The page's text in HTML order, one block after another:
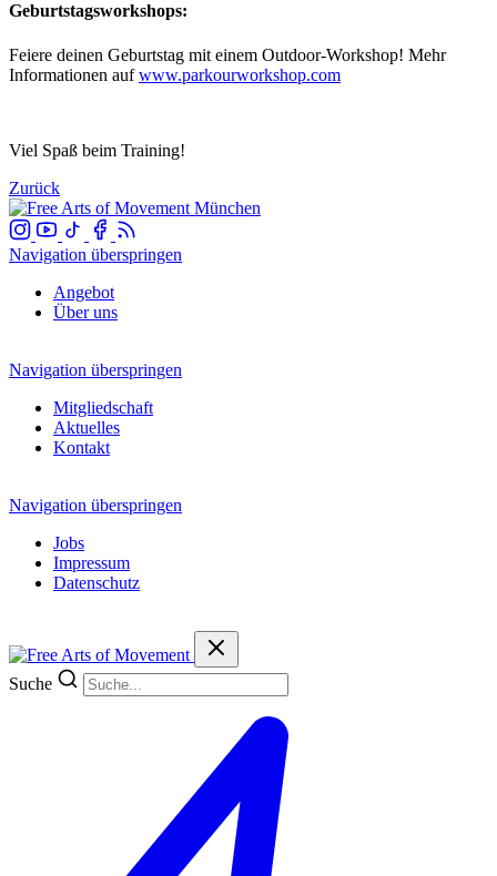
Geburtstagsworkshops:
Feiere deinen Geburtstag mit einem Outdoor-Workshop! Mehr
Informationen aufwww.parkourworkshop.com
Viel Spaß beim Training!
Zurück
Navigation überspringen
Angebot
Über uns
Navigation überspringen
Mitgliedschaft
Aktuelles
Kontakt
Navigation überspringen
Jobs
Impressum
Datenschutz
Suche